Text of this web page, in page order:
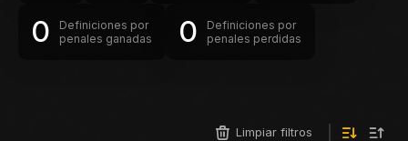
0
Definiciones por
penales ganadas
0
Definiciones por
penales perdidas
Limpiar filtros